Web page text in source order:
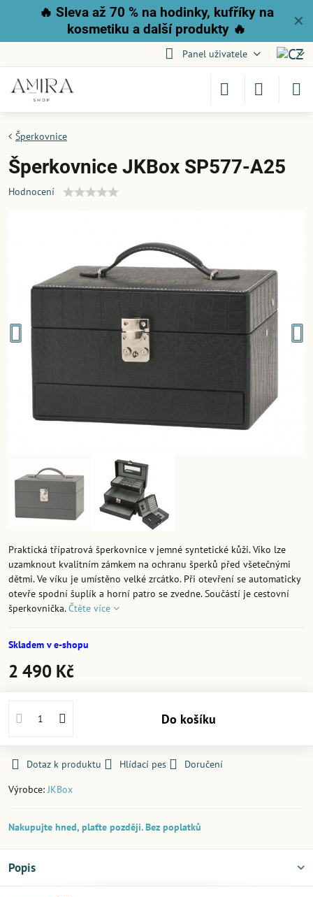
✕
🔥 Sleva až 70 % na hodinky, kufříky na
kosmetiku a další produkty 🔥
Panel uživatele
Šperkovnice
Šperkovnice JKBox SP577-A25
Hodnocení
Praktická třípatrová šperkovnice v jemné syntetické kůži. Víko lze
uzamknout kvalitním zámkem na ochranu šperků před všetečnými
dětmi. Ve víku je umístěno velké zrcátko. Při otevření se automaticky
otevře spodní šuplík a horní patro se zvedne. Součástí je cestovní
šperkovnička.Čtěte více
Skladem v e-shopu
2 490 Kč
Do košíku
Dotaz k produktu Hlídací pes
Doručení
Výrobce:JKBox
Nakupujte hned, plaťte později. Bez poplatků
Popis